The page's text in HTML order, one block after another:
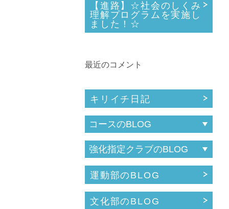
【進路】☆社会のしくみ
理解プログラムを実施し
ました！☆
最近のコメント
キリイチ日記
運動部のBLOG
文化部のBLOG